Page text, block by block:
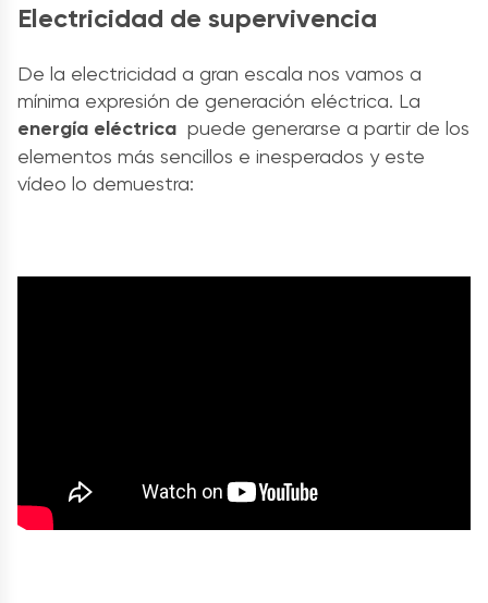
Electricidad de supervivencia
De la electricidad a gran escala nos vamos a
mínima expresión de generación eléctrica. La
energía eléctrica puede generarse a partir de los
elementos más sencillos e inesperados y este
vídeo lo demuestra: